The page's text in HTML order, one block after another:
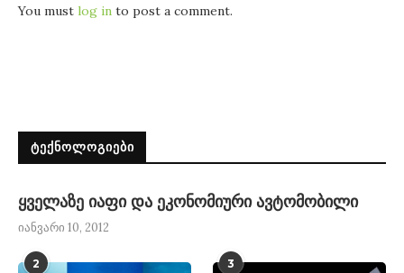
You must log in to post a comment.
ᲢᲔᲥᲜᲝᲚᲝᲒᲘᲔᲑᲘ
ყველაზე იაფი და ეკონომიური ავტომობილი
იანვარი 10, 2012
2 3